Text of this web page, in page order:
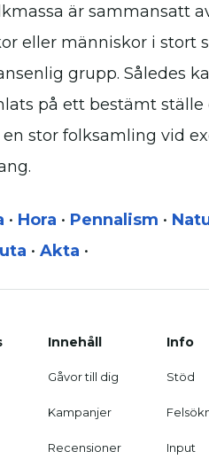
är sammansatt
eller människor i stort
grupp. Således
på ett bestämt
en stor folksamling vid
• Hora • Pennalism •
• Akta •
Innehåll
Gåvor till dig
Kampanjer
Recensioner
Info
Stöd
Input